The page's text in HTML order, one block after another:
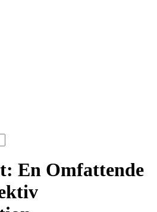
En Omfattende